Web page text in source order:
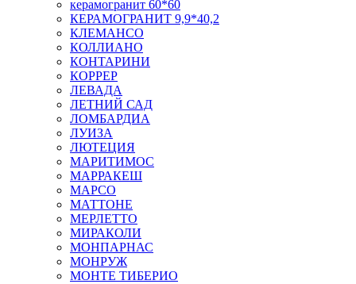
керамогранит 60*60
КЕРАМОГРАНИТ 9,9*40,2
КЛЕМАНСО
КОЛЛИАНО
КОНТАРИНИ
КОРРЕР
ЛЕВАДА
ЛЕТНИЙ САД
ЛОМБАРДИА
ЛУИЗА
ЛЮТЕЦИЯ
МАРИТИМОС
МАРРАКЕШ
МАРСО
МАТТОНЕ
МЕРЛЕТТО
МИРАКОЛИ
МОНПАРНАС
МОНРУЖ
МОНТЕ ТИБЕРИО